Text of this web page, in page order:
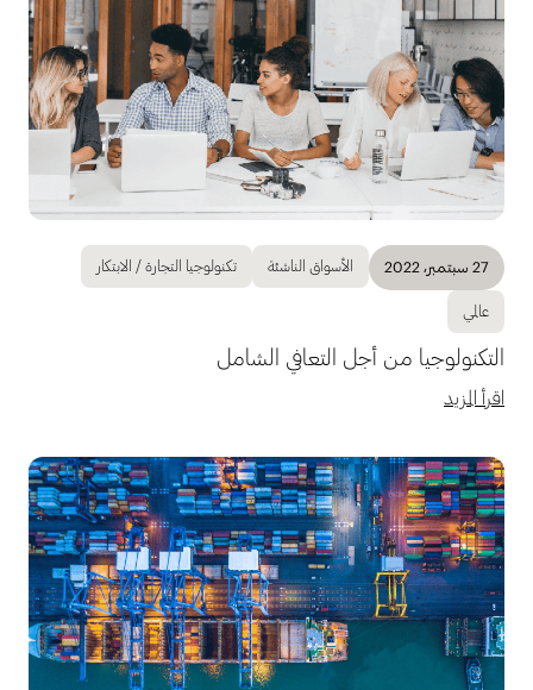
27 سبتمبر، 2022 الأسواق الناشئة تكنولوجيا التجارة / الابتكار
عالمي
التكنولوجيا من أجل التعافي الشامل
اقرأ المزيد